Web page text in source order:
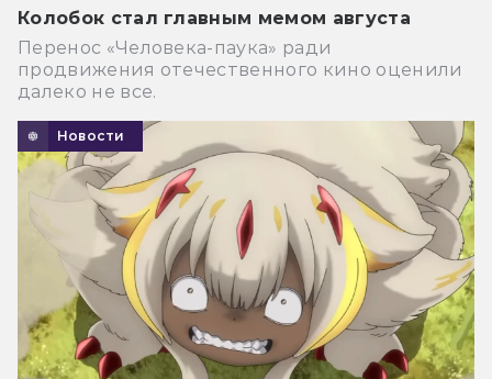
Колобок стал главным мемом августа
Перенос «Человека-паука» ради
продвижения отечественного кино оценили
далеко не все.
Новости